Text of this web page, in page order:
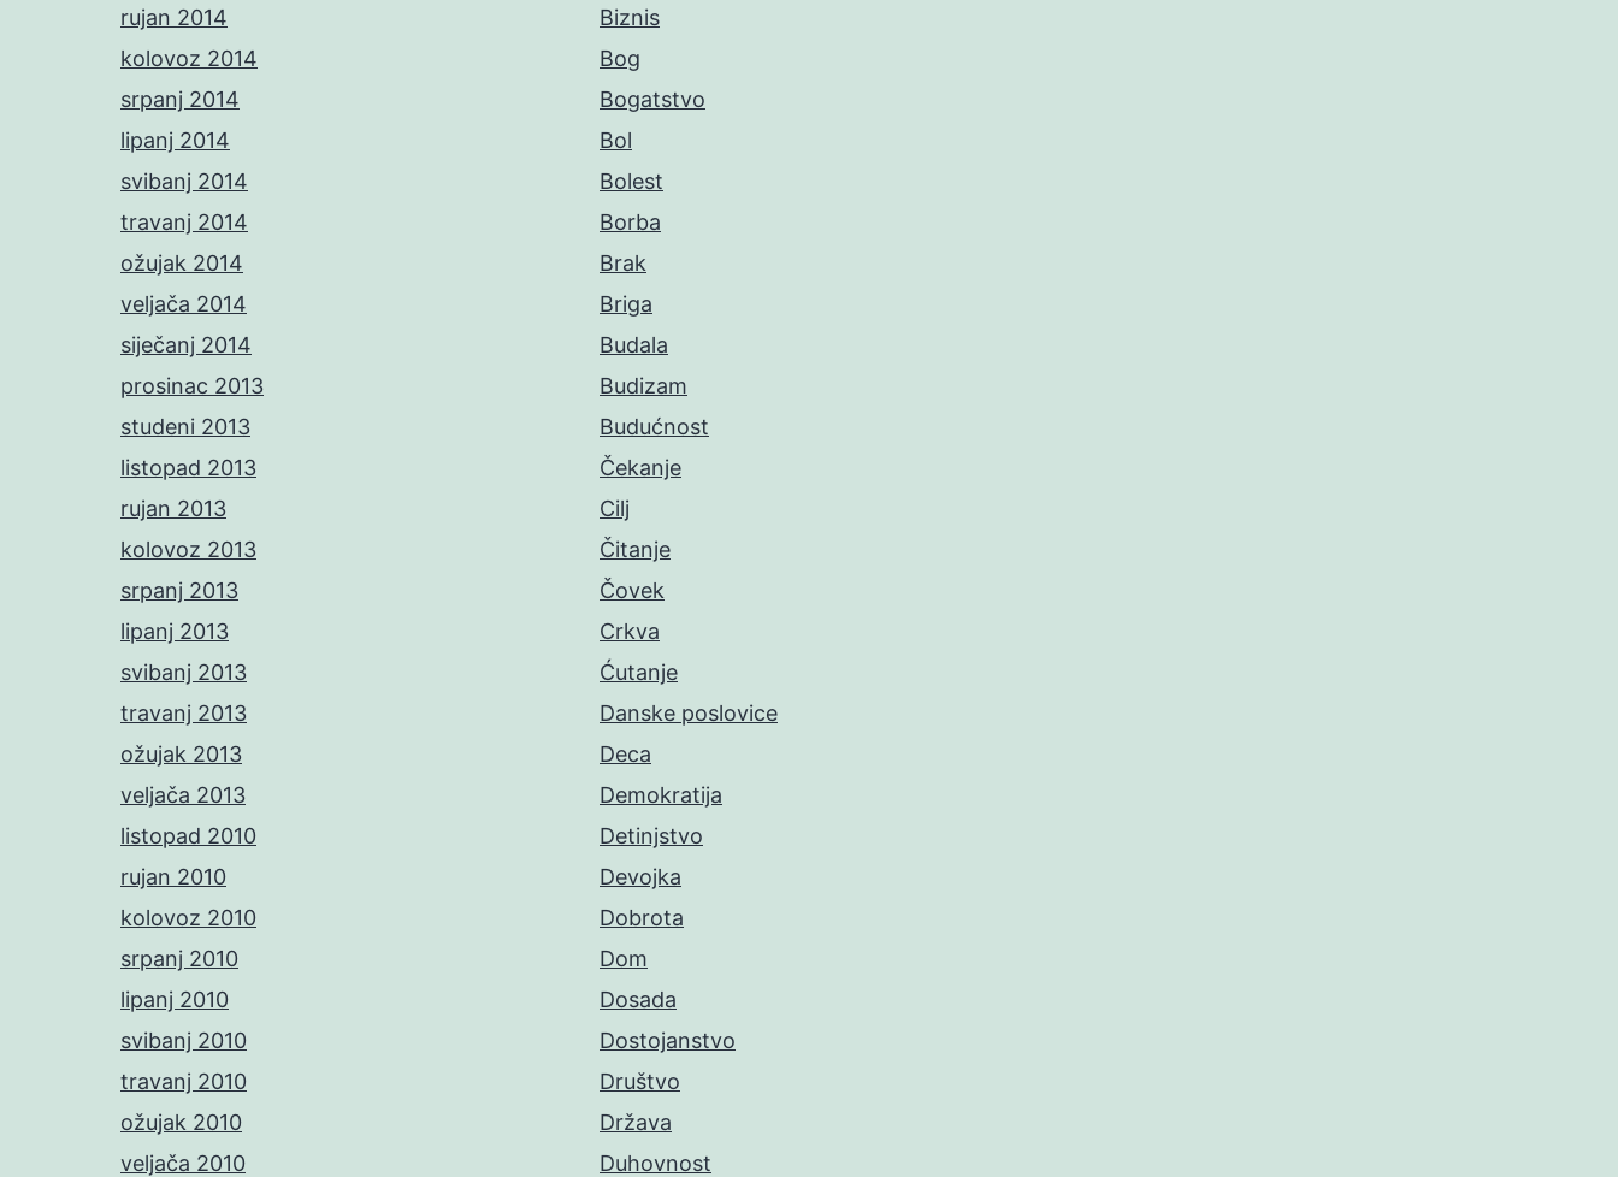
rujan 2014
kolovoz 2014
srpanj 2014
lipanj 2014
svibanj 2014
travanj 2014
ožujak 2014
veljača 2014
siječanj 2014
prosinac 2013
studeni 2013
listopad 2013
rujan 2013
kolovoz 2013
srpanj 2013
lipanj 2013
svibanj 2013
travanj 2013
ožujak 2013
veljača 2013
listopad 2010
rujan 2010
kolovoz 2010
srpanj 2010
lipanj 2010
svibanj 2010
travanj 2010
ožujak 2010
veljača 2010
Biznis
Bog
Bogatstvo
Bol
Bolest
Borba
Brak
Briga
Budala
Budizam
Budućnost
Čekanje
Cilj
Čitanje
Čovek
Crkva
Ćutanje
Danske poslovice
Deca
Demokratija
Detinjstvo
Devojka
Dobrota
Dom
Dosada
Dostojanstvo
Društvo
Država
Duhovnost